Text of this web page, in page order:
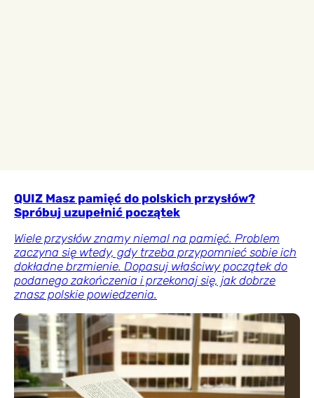
QUIZ Masz pamięć do polskich przysłów?
Spróbuj uzupełnić początek
Wiele przysłów znamy niemal na pamięć. Problem
zaczyna się wtedy, gdy trzeba przypomnieć sobie ich
dokładne brzmienie. Dopasuj właściwy początek do
podanego zakończenia i przekonaj się, jak dobrze
znasz polskie powiedzenia.